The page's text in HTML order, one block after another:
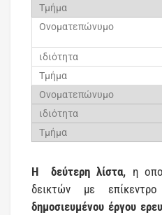
Η δεύτερη λίστα, η
δεικτών με
δημοσιευμένου έργου